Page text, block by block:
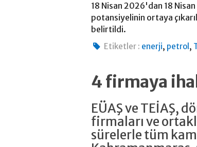
18 Nisan 2026'dan 18
potansiyelinin ortaya
belirtildi.
Etiketler : enerji, petrol ,
4 firmaya
EÜAŞ ve TEİAŞ,
firmaları ve
sürelerle tüm